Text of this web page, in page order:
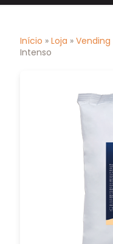
Início » Loja » Vending
Intenso